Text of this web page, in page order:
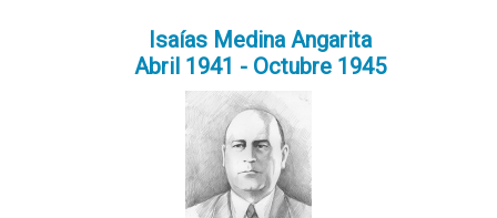
Isaías Medina Angarita
Abril 1941 - Octubre 1945